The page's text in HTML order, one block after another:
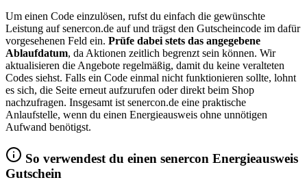
Um einen Code einzulösen, rufst du einfach die gewünschte
Leistung auf senercon.de auf und trägst den Gutscheincode im dafür
vorgesehenen Feld ein. Prüfe dabei stets das angegebene
Ablaufdatum, da Aktionen zeitlich begrenzt sein können. Wir
aktualisieren die Angebote regelmäßig, damit du keine veralteten
Codes siehst. Falls ein Code einmal nicht funktionieren sollte, lohnt
es sich, die Seite erneut aufzurufen oder direkt beim Shop
nachzufragen. Insgesamt ist senercon.de eine praktische
Anlaufstelle, wenn du einen Energieausweis ohne unnötigen
Aufwand benötigst.
So verwendest du einen senercon Energieausweis
Gutschein